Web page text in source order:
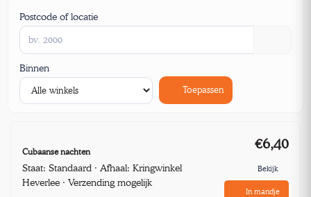
Postcode of locatie
Binnen
Toepassen
Cubaanse nachten
Staat: Standaard · Afhaal: Kringwinkel
Heverlee · Verzending mogelijk
€6,40
Bekijk
In mandje